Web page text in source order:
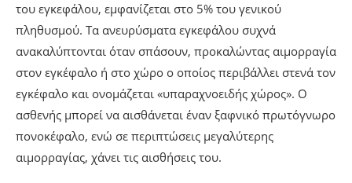
του εγκεφάλου, εμφανίζεται στο 5% του γενικού
πληθυσμού. Τα ανευρύσματα εγκεφάλου συχνά
ανακαλύπτονται όταν σπάσουν, προκαλώντας αιμορραγία
στον εγκέφαλο ή στο χώρο ο οποίος περιβάλλει στενά τον
εγκέφαλο και ονομάζεται «υπαραχνοειδής χώρος». Ο
ασθενής μπορεί να αισθάνεται έναν ξαφνικό πρωτόγνωρο
πονοκέφαλο, ενώ σε περιπτώσεις μεγαλύτερης
αιμορραγίας, χάνει τις αισθήσεις του.